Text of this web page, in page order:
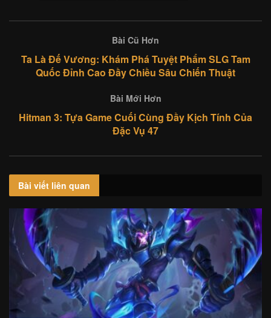
Bài Cũ Hơn
Ta Là Đế Vương: Khám Phá Tuyệt Phẩm SLG Tam
Quốc Đỉnh Cao Đầy Chiều Sâu Chiến Thuật
Bài Mới Hơn
Hitman 3: Tựa Game Cuối Cùng Đầy Kịch Tính Của
Đặc Vụ 47
Bài viết liên quan